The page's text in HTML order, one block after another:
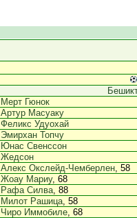
Мерт Гюнок
Артур Масуаку
Феликс Удуохай
Эмирхан Топчу
Юнас Свенссон
Жедсон
Алекс Окслейд-Чемберлен, 58
Жоау Мариу, 68
Рафа Силва, 88
Милот Рашица, 58
Чиро Иммобиле, 68